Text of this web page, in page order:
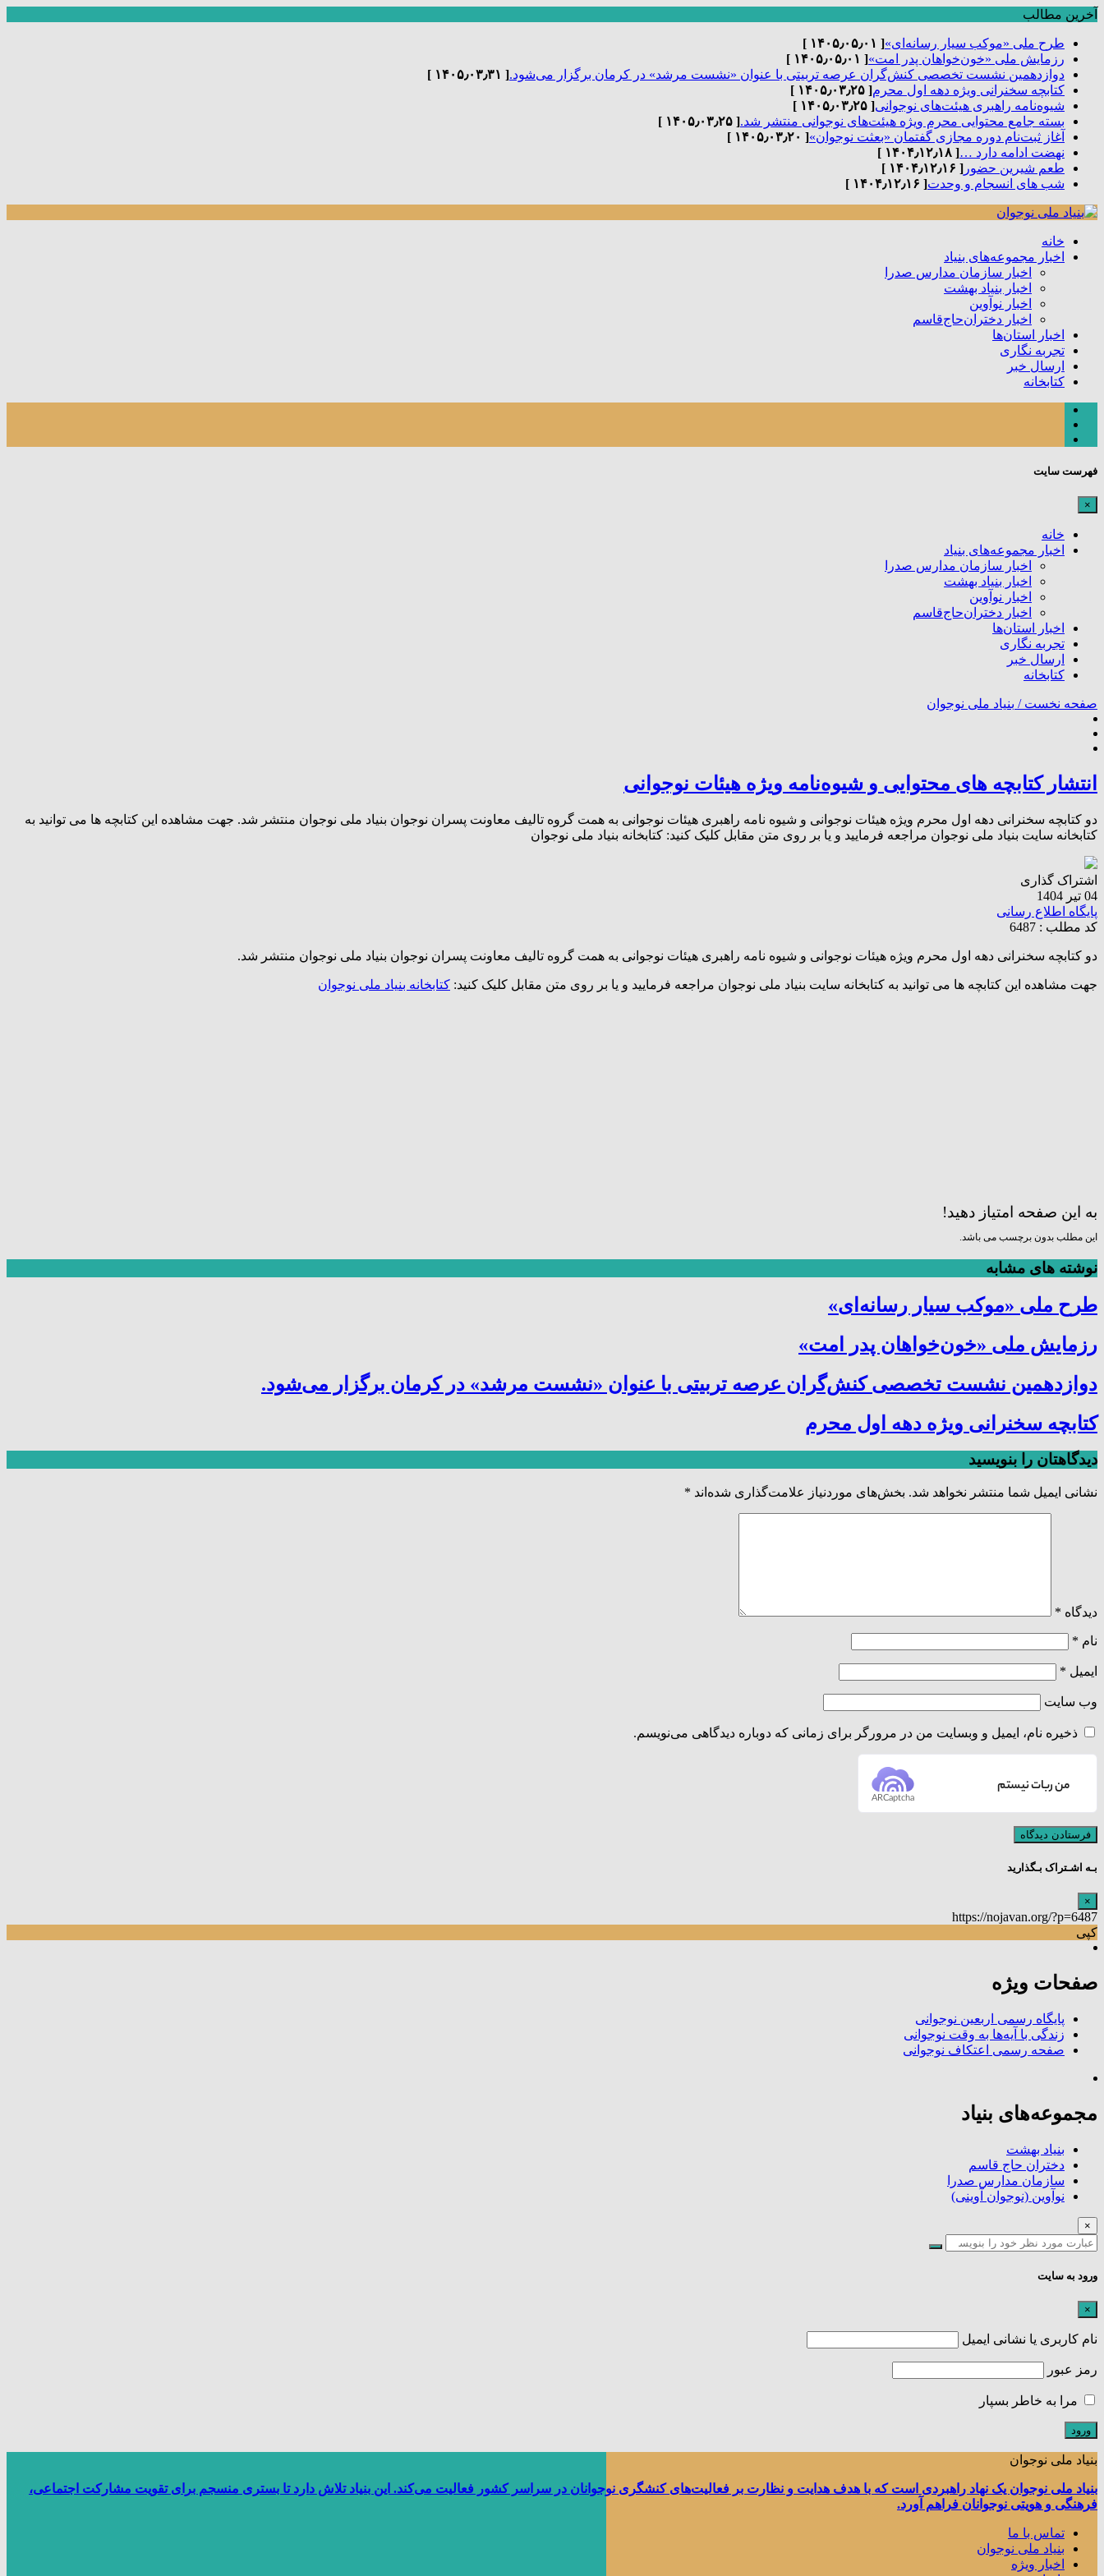
آخرین مطالب
طرح ملی «موکب سیار رسانه‌ای»[ ۱۴۰۵٫۰۵٫۰۱ ]
رزمایش ملی «خون‌خواهان پدر امت»[ ۱۴۰۵٫۰۵٫۰۱ ]
دوازدهمین نشست تخصصی کنش‌گران عرصه تربیتی با عنوان «نشست مرشد» در کرمان برگزار می‌شود.[ ۱۴۰۵٫۰۳٫۳۱ ]
کتابچه سخنرانی ویژه دهه اول محرم[ ۱۴۰۵٫۰۳٫۲۵ ]
شیوه‌نامه راهبری هیئت‌های نوجوانی[ ۱۴۰۵٫۰۳٫۲۵ ]
بسته جامع محتوایی محرم ویژه هیئت‌های نوجوانی منتشر شد.[ ۱۴۰۵٫۰۳٫۲۵ ]
آغاز ثبت‌نام دوره مجازی گفتمان «بعثت نوجوان»[ ۱۴۰۵٫۰۳٫۲۰ ]
نهضت ادامه دارد …[ ۱۴۰۴٫۱۲٫۱۸ ]
طعم شیرین حضور [ ۱۴۰۴٫۱۲٫۱۶ ]
شب های انسجام و وحدت[ ۱۴۰۴٫۱۲٫۱۶ ]
خانه
اخبار مجموعه‌های بنیاد
اخبار سازمان مدارس صدرا
اخبار بنیاد بهشت
اخبار نوآوین
اخبار دختران‌حاج‌قاسم
اخبار استان‌ها
تجربه نگاری
ارسال خبر
کتابخانه
فهرست سایت
×
خانه
اخبار مجموعه‌های بنیاد
اخبار سازمان مدارس صدرا
اخبار بنیاد بهشت
اخبار نوآوین
اخبار دختران‌حاج‌قاسم
اخبار استان‌ها
تجربه نگاری
ارسال خبر
کتابخانه
صفحه نخست / بنیاد ملی نوجوان
انتشار کتابچه های محتوایی و شیوه‌نامه ویژه هیئات نوجوانی
دو کتابچه سخنرانی دهه اول محرم ویژه هیئات نوجوانی و شیوه نامه راهبری هیئات نوجوانی به همت گروه تالیف معاونت پسران نوجوان بنیاد ملی نوجوان منتشر شد. جهت مشاهده این کتابچه ها می توانید به
کتابخانه سایت بنیاد ملی نوجوان مراجعه فرمایید و یا بر روی متن مقابل کلیک کنید: کتابخانه بنیاد ملی نوجوان
اشتراک گذاری
04 تیر 1404
پایگاه اطلاع رسانی
کد مطلب : 6487
دو کتابچه سخنرانی دهه اول محرم ویژه هیئات نوجوانی و شیوه نامه راهبری هیئات نوجوانی به همت گروه تالیف معاونت پسران نوجوان بنیاد ملی نوجوان منتشر شد.
جهت مشاهده این کتابچه ها می توانید به کتابخانه سایت بنیاد ملی نوجوان مراجعه فرمایید و یا بر روی متن مقابل کلیک کنید: کتابخانه بنیاد ملی نوجوان
به این صفحه امتیاز دهید!
این مطلب بدون برچسب می باشد.
نوشته های مشابه
طرح ملی «موکب سیار رسانه‌ای»
رزمایش ملی «خون‌خواهان پدر امت»
دوازدهمین نشست تخصصی کنش‌گران عرصه تربیتی با عنوان «نشست مرشد» در کرمان برگزار می‌شود.
کتابچه سخنرانی ویژه دهه اول محرم
دیدگاهتان را بنویسید
نشانی ایمیل شما منتشر نخواهد شد. بخش‌های موردنیاز علامت‌گذاری شده‌اند *
دیدگاه *
نام *
ایمیل *
وب‌ سایت
ذخیره نام، ایمیل و وبسایت من در مرورگر برای زمانی که دوباره دیدگاهی می‌نویسم.
من ربات نیستم
ARCaptcha
بـه اشـتراک بـگذارید
×
https://nojavan.org/?p=6487
کپی
صفحات ویژه
پایگاه رسمی اربعین نوجوانی
زندگی با آیه‌ها به وقت نوجوانی
صفحه رسمی اعتکاف نوجوانی
مجموعه‌های بنیاد
بنیاد بهشت
دختران حاج قاسم
سازمان مدارس صدرا
نوآوین (نوجوان آوینی)
×
ورود به سایت
×
نام کاربری یا نشانی ایمیل
رمز عبور
مرا به خاطر بسپار
بنیاد ملی نوجوان
بنیاد ملی نوجوان یک نهاد راهبردی است که با هدف هدایت و نظارت بر فعالیت‌های کنشگری نوجوانان در سراسر کشور فعالیت می‌کند. این بنیاد تلاش دارد تا بستری منسجم برای تقویت مشارکت اجتماعی،
فرهنگی و هویتی نوجوانان فراهم آورد.
تماس با ما
بنیاد ملی نوجوان
اخبار ویژه